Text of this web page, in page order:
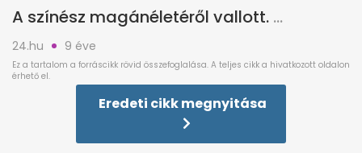
A színész magánéletéről vallott.
24.hu 9 éve
Eredeti cikk megnyitása